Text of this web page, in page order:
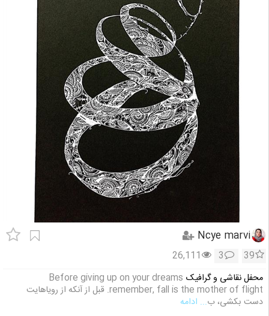
Ncye marvi
39
3
26,111
محفل نقاشی و گرافیک Before giving up on your dreams
remember, fall is the mother of flight. قبل از آنکه از رویاهایت
دست بکشی، ب... ادامه